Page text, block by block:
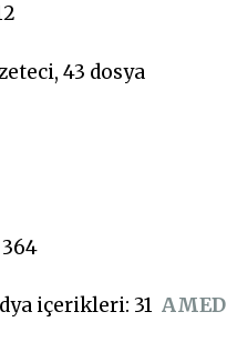
43 dosya
içerikleri: 31 AMED